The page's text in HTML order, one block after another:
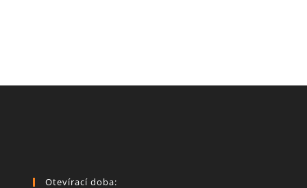
Otevírací doba: